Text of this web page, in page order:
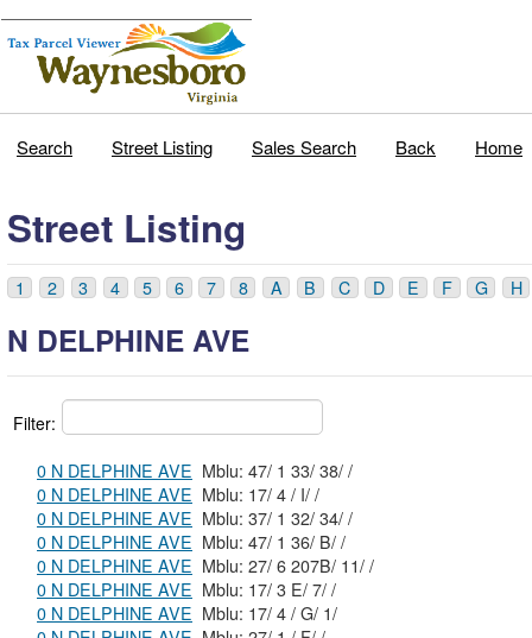
Search Street Listing Sales Search Back Home
Street Listing
1 2 3 4 5 6 7 8 A B C D E F G H
N DELPHINE AVE
Filter:
0 N DELPHINE AVE
Mblu: 47/ 1 33/ 38/ /
0 N DELPHINE AVE
Mblu: 17/ 4 / I/ /
0 N DELPHINE AVE
Mblu: 37/ 1 32/ 34/ /
0 N DELPHINE AVE
Mblu: 47/ 1 36/ B/ /
0 N DELPHINE AVE
Mblu: 27/ 6 207B/ 11/ /
0 N DELPHINE AVE
Mblu: 17/ 3 E/ 7/ /
0 N DELPHINE AVE
Mblu: 17/ 4 / G/ 1/